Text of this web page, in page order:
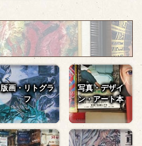
版画・リトグラ
フ
写真・デザイ
ン・アート本